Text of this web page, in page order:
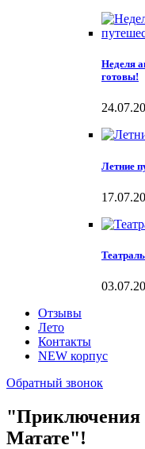
Неделя
готовы!
Летние
Отзывы
Лето
Контакты
NEW корпус
Обратный звонок
"Приключения
Матате"!